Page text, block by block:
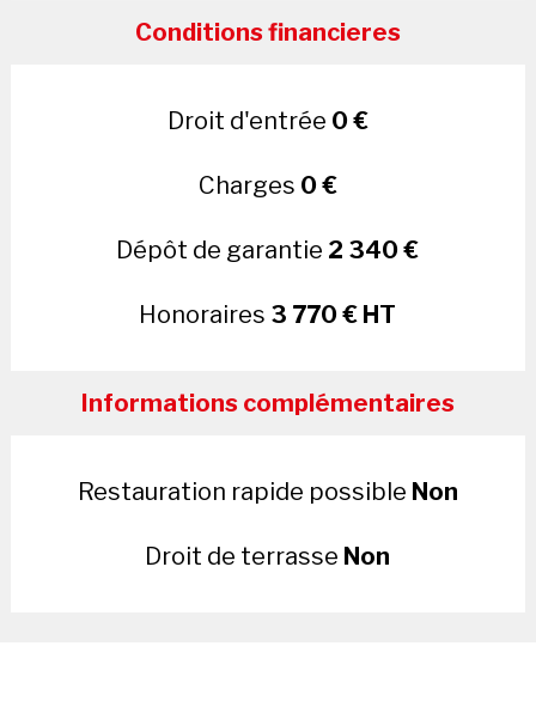
Conditions financieres
Droit d'entrée 0 €
Charges 0 €
Dépôt de garantie 2 340 €
Honoraires 3 770 € HT
Informations complémentaires
Restauration rapide possible Non
Droit de terrasse Non